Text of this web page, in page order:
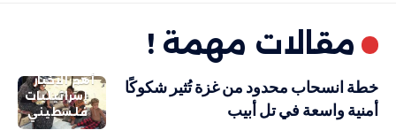
مقالات مهمة !
أهم الاخبار
إسرائيليات
فلسطيني
خطة انسحاب محدود من غزة تُثير شكوكًا
أمنية واسعة في تل أبيب